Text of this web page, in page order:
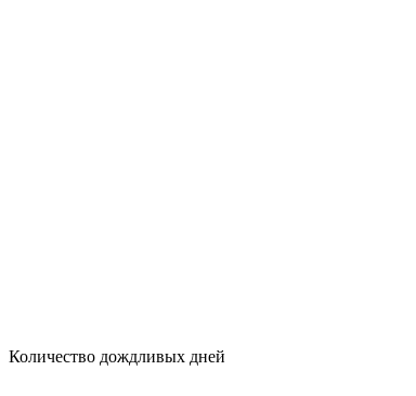
Количество дождливых дней